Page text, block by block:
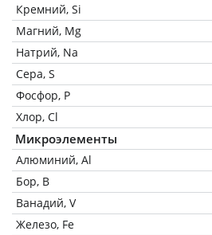
Кремний, Si
Магний, Mg
Натрий, Na
Сера, S
Фосфор, P
Хлор, Cl
Микроэлементы
Алюминий, Al
Бор, B
Ванадий, V
Железо, Fe